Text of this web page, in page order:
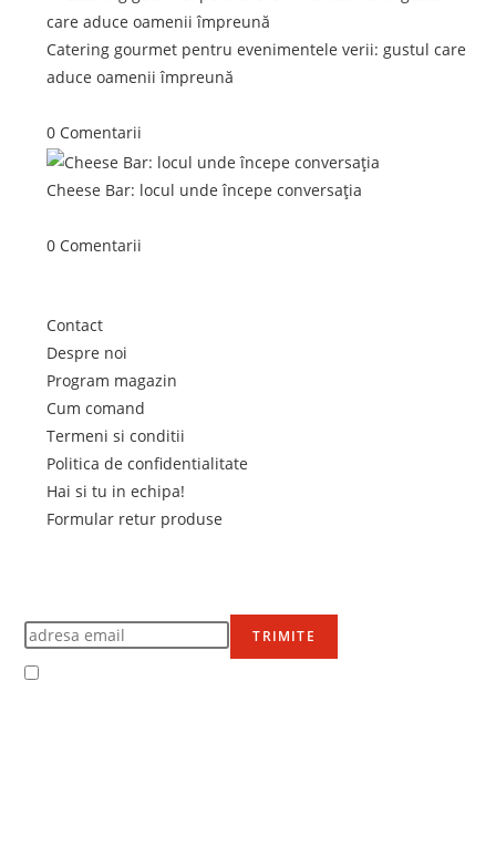
Catering gourmet pentru evenimentele verii: gustul care
aduce oamenii împreună
0 Comentarii
Cheese Bar: locul unde începe conversația
0 Comentarii
Contact
Despre noi
Program magazin
Cum comand
Termeni si conditii
Politica de confidentialitate
Hai si tu in echipa!
Formular retur produse
TRIMITE